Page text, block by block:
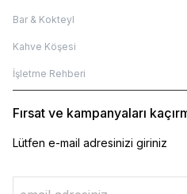
Bar & Kokteyl
Kahve Köşesi
İşletme Rehberi
Fırsat ve kampanyaları
Lütfen e-mail adresinizi giriniz